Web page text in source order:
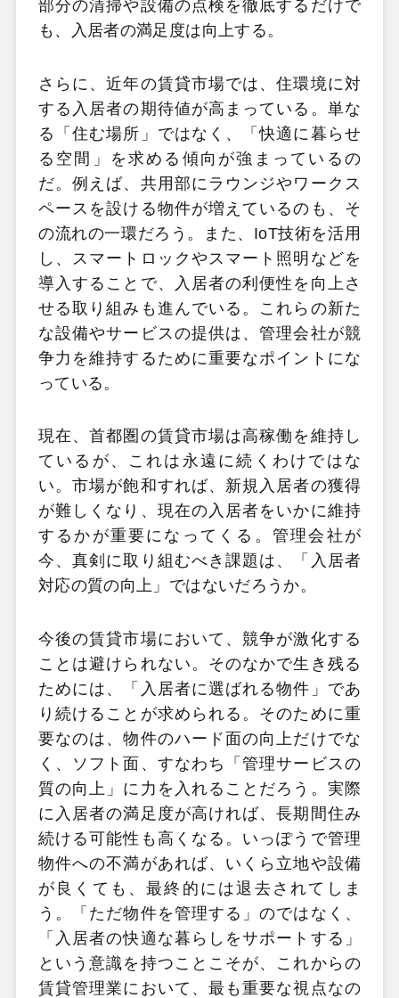
部分の清掃や設備の点検を徹底するだけで
も、入居者の満足度は向上する。
さらに、近年の賃貸市場では、住環境に対
する入居者の期待値が高まっている。単な
る「住む場所」ではなく、「快適に暮らせ
る空間」を求める傾向が強まっているの
だ。例えば、共用部にラウンジやワークス
ペースを設ける物件が増えているのも、そ
の流れの一環だろう。また、IoT技術を活用
し、スマートロックやスマート照明などを
導入することで、入居者の利便性を向上さ
せる取り組みも進んでいる。これらの新た
な設備やサービスの提供は、管理会社が競
争力を維持するために重要なポイントにな
っている。
現在、首都圏の賃貸市場は高稼働を維持し
ているが、これは永遠に続くわけではな
い。市場が飽和すれば、新規入居者の獲得
が難しくなり、現在の入居者をいかに維持
するかが重要になってくる。管理会社が
今、真剣に取り組むべき課題は、「入居者
対応の質の向上」ではないだろうか。
今後の賃貸市場において、競争が激化する
ことは避けられない。そのなかで生き残る
ためには、「入居者に選ばれる物件」であ
り続けることが求められる。そのために重
要なのは、物件のハード面の向上だけでな
く、ソフト面、すなわち「管理サービスの
質の向上」に力を入れることだろう。実際
に入居者の満足度が高ければ、長期間住み
続ける可能性も高くなる。いっぽうで管理
物件への不満があれば、いくら立地や設備
が良くても、最終的には退去されてしま
う。「ただ物件を管理する」のではなく、
「入居者の快適な暮らしをサポートする」
という意識を持つことこそが、これからの
賃貸管理業において、最も重要な視点なの